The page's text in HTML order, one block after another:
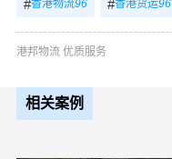
#香港物流96 #香港货运96
港邦物流 优质服务
相关案例